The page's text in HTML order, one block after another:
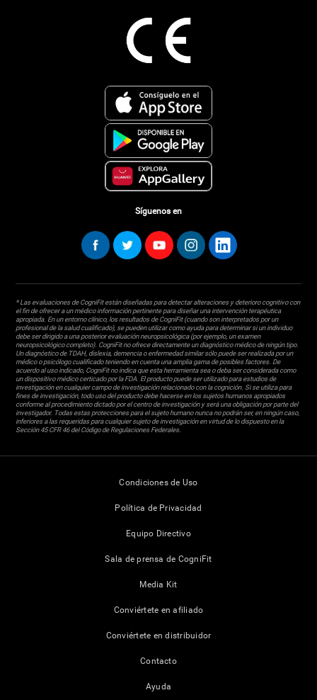
Síguenos en
* Las evaluaciones de CogniFit están diseñadas para detectar alteraciones y deterioro cognitivo con
el fin de ofrecer a un médico información pertinente para diseñar una intervención terapéutica
apropiada. En un entorno clínico, los resultados de CogniFit (cuando son interpretados por un
profesional de la salud cualificado), se pueden utilizar como ayuda para determinar si un individuo
debe ser dirigido a una posterior evaluación neuropsicológica (por ejemplo, un examen
neuropsicológico completo). CogniFit no ofrece directamente un diagnóstico médico de ningún tipo.
Un diagnóstico de TDAH, dislexia, demencia o enfermedad similar sólo puede ser realizada por un
médico o psicólogo cualificado teniendo en cuenta una amplia gama de posibles factores. De
acuerdo al uso indicado, CogniFit no indica que esta herramienta sea o deba ser considerada como
un dispositivo médico certicado por la FDA. El producto puede ser utilizado para estudios de
investigación en cualquier campo de investigación relacionado con la cognición. Si se utiliza para
fines de investigación, todo uso del producto debe hacerse en los sujetos humanos apropiados
conforme al procedimiento dictado por el centro de investigación y será una obligación por parte del
investigador. Todas estas protecciones para el sujeto humano nunca no podrán ser, en ningún caso,
inferiores a las requeridas para cualquier sujeto de investigación en virtud de lo dispuesto en la
Sección 45 CFR 46 del Código de Regulaciones Federales.
Condiciones de Uso
Política de Privacidad
Equipo Directivo
Sala de prensa de CogniFit
Media Kit
Conviértete en afiliado
Conviértete en distribuidor
Contacto
Ayuda